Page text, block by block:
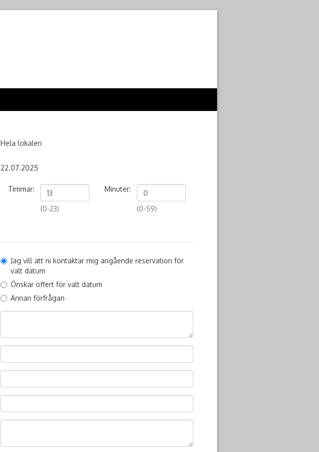
Hela lokalen
22.07.2025
Timmar:
(0-23)
Minuter:
(0-59)
Jag vill att ni kontaktar mig angående reservation för
valt datum
Önskar offert för valt datum
Annan förfrågan